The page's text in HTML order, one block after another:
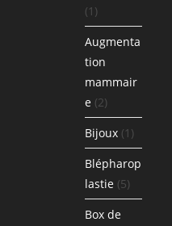
(1)
Augmenta
tion
mammair
e (2)
Bijoux (1)
Blépharop
lastie (5)
Box de